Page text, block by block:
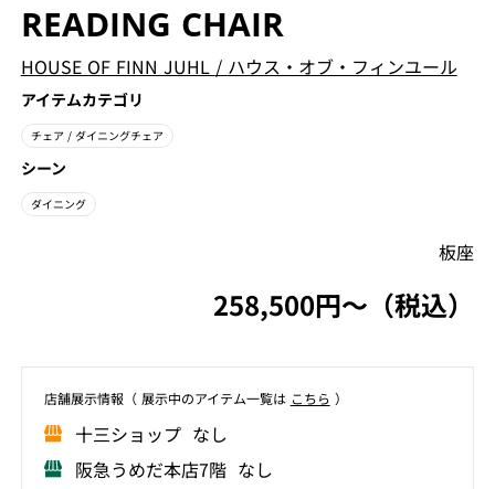
READING CHAIR
HOUSE OF FINN JUHL / ハウス・オブ・フィンユール
アイテムカテゴリ
チェア / ダイニングチェア
シーン
ダイニング
板座
258,500円〜（税込）
店舗展⽰情報（ 展⽰中のアイテム⼀覧は こちら ）
⼗三ショップ なし
阪急うめだ本店7階 なし